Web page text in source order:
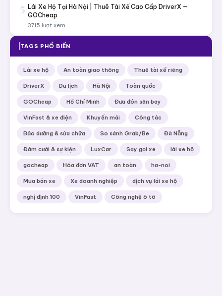
5 Lái Xe Hộ Tại Hà Nội | Thuê Tài Xế Cao Cấp DriverX —
GOCheap
3715 lượt xem
TAGS PHỔ BIẾN
Lái xe hộ An toàn giao thông Thuê tài xế riêng
DriverX Du lịch Hà Nội Toàn quốc
GOCheap Hồ Chí Minh Đưa đón sân bay
VinFast & xe điện Khuyến mãi Công tác
Bảo dưỡng & sửa chữa So sánh Grab/Be Đà Nẵng
Đám cưới & sự kiện LuxCar Say gọi xe lái xe hộ
gocheap Hóa đơn VAT an toàn ha-noi
Mua bán xe Xe doanh nghiệp dịch vụ lái xe hộ
nghị định 100 VinFast Công nghệ ô tô